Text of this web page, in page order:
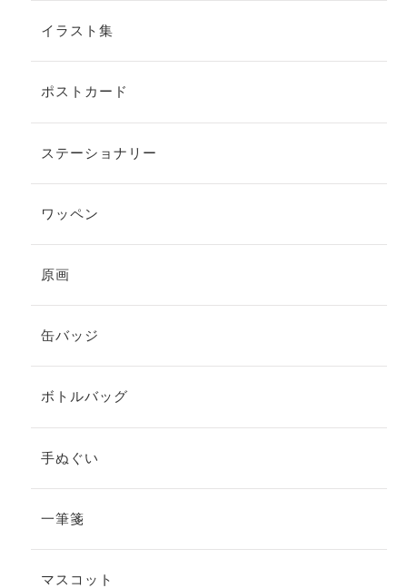
イラスト集
ポストカード
ステーショナリー
ワッペン
原画
缶バッジ
ボトルバッグ
手ぬぐい
一筆箋
マスコット